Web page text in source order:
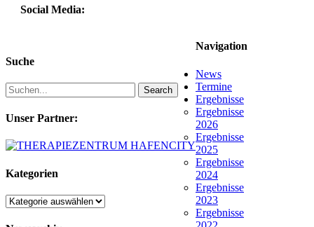
Social Media:
Suche
Search
Unser Partner:
Kategorien
Kategorien
Navigation
News
Termine
Ergebnisse
Ergebnisse
2026
Ergebnisse
2025
Ergebnisse
2024
Ergebnisse
2023
Ergebnisse